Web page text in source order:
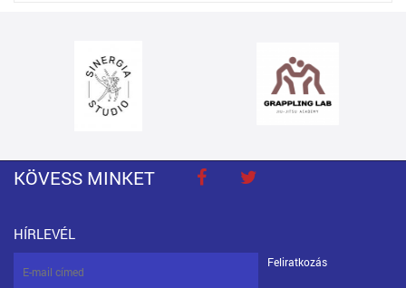
KÖVESS MINKET
HÍRLEVÉL
Feliratkozás